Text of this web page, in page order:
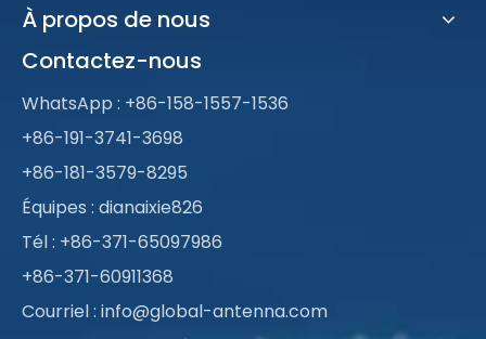
À propos de nous
Contactez-nous
WhatsApp : +86-158-1557-1536
+86-191-3741-3698
+86-181-3579-8295
Équipes : dianaixie826
Tél : +86-371-65097986
+86-371-60911368
Courriel : info@global-antenna.com